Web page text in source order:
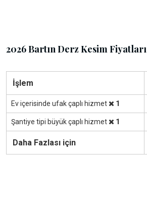
2026 Bartın Derz Kesim Fiyatları
İşlem
Ev içerisinde ufak çaplı hizmet 1
Şantiye tipi büyük çaplı hizmet 1
Daha Fazlası için